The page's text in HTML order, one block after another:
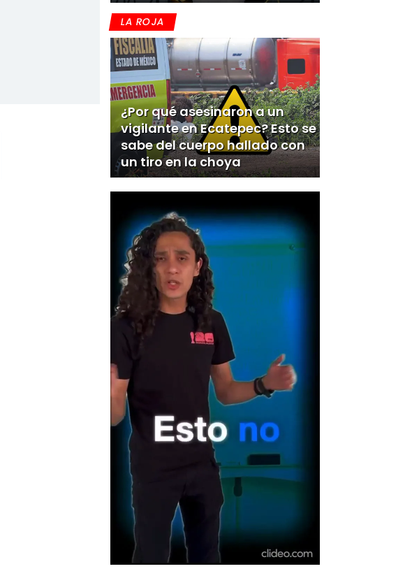
LA ROJA
¿Por qué asesinaron a un
vigilante en Ecatepec? Esto se
sabe del cuerpo hallado con
un tiro en la choya
0:00 /0:00
[Publicidad]